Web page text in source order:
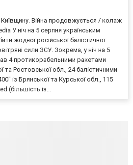
Війна продовжується / колаж
У ніч на 5 серпня українським
жодної російської балістичної
сили ЗСУ. Зокрема, у ніч на 5
4 протикорабельними ракетами
та Ростовської обл., 24 балістичними
із Брянської та Курської обл., 115
(більшість із...